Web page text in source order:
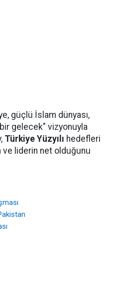
güçlü İslam dünyası,
gelecek" vizyonuyla
Türkiye Yüzyılı hedefleri
liderin net olduğunu